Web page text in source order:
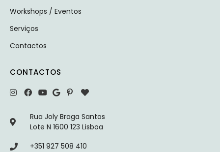
Workshops / Eventos
Serviços
Contactos
CONTACTOS
Rua Joly Braga Santos
Lote N 1600 123 Lisboa
+351 927 508 410